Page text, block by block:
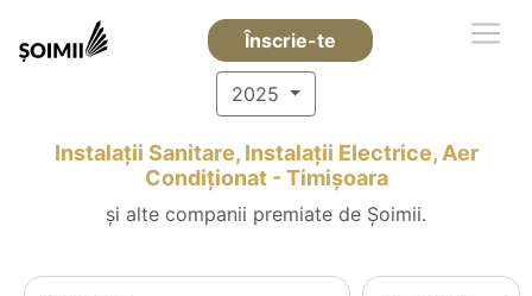
Înscrie-te
2025
Instalații Sanitare, Instalații Electrice, Aer
Condiționat - Timişoara
și alte companii premiate de Șoimii.